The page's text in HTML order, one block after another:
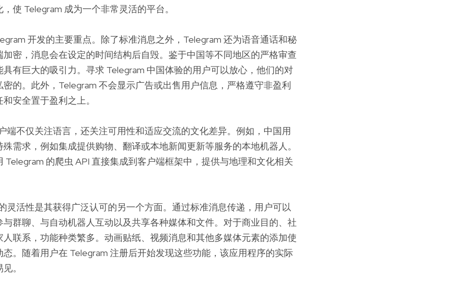
使 Telegram 成为一个非常灵活的平台。
开发的主要重点。除了标准消息之外，Telegram 还为语音通话和秘
加密，消息会在设定的时间结构后自毁。鉴于中国等不同地区的严格审查
有巨大的吸引力。寻求 Telegram 中国体验的用户可以放心，他们的对
的。此外，Telegram 不会显示广告或出售用户信息，严格遵守非盈利
安全置于盈利之上。
端不仅关注语言，还关注可用性和适应交流的文化差异。例如，中国用
需求，例如集成提供购物、翻译或本地新闻更新等服务的本地机器人。
Telegram 的爬虫 API 直接集成到客户端框架中，提供与地理和文化相关
灵活性是其获得广泛认可的另一个方面。通过标准消息传递，用户可以
群聊、与自动机器人互动以及共享各种媒体和文件。对于商业目的、社
人联系，功能种类繁多。动画贴纸、视频消息和其他多媒体元素的添加使
。随着用户在 Telegram 注册后开始发现这些功能，该应用程序的实际
。